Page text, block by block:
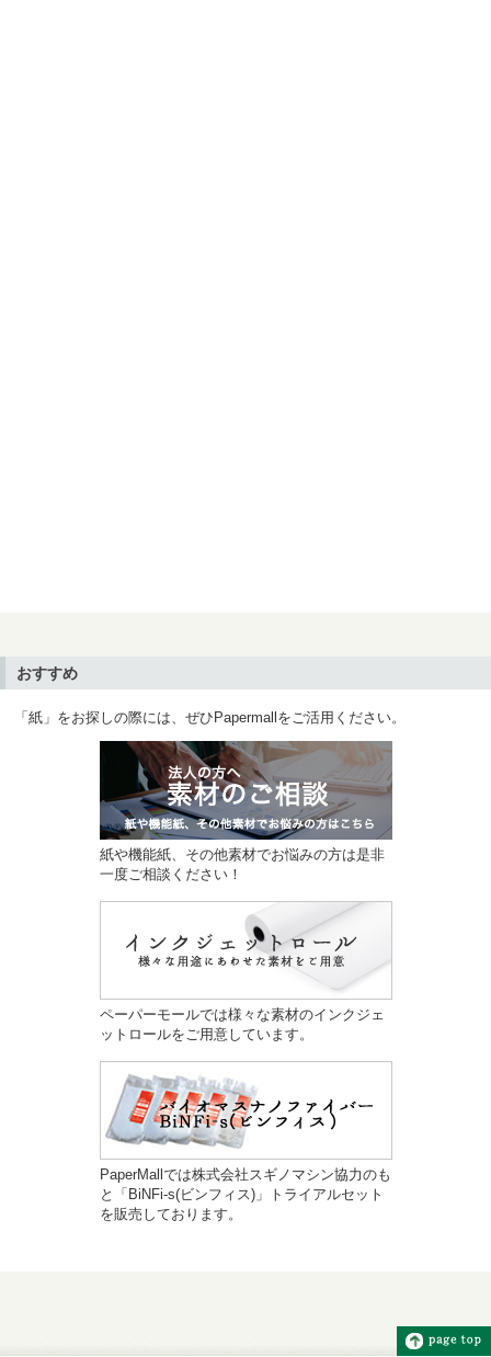
おすすめ
「紙」をお探しの際には、ぜひPapermallをご活用ください。
紙や機能紙、その他素材でお悩みの方は是非
一度ご相談ください！
ペーパーモールでは様々な素材のインクジェ
ットロールをご用意しています。
PaperMallでは株式会社スギノマシン協力のも
と「BiNFi-s(ビンフィス)」トライアルセット
を販売しております。